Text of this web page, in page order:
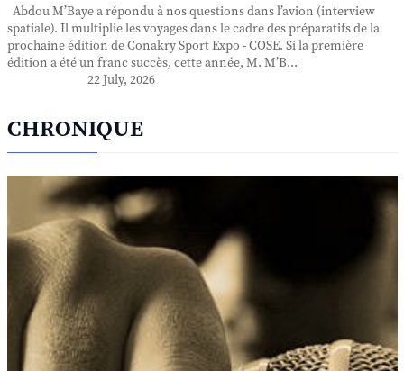
Abdou M’Baye a répondu à nos questions dans l’avion (interview
spatiale). Il multiplie les voyages dans le cadre des préparatifs de la
prochaine édition de Conakry Sport Expo - COSE. Si la première
édition a été un franc succès, cette année, M. M’B...
22 July, 2026
CHRONIQUE